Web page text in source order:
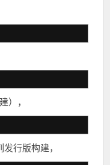
），
行版构建，